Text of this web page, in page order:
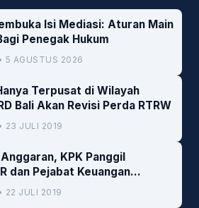
Isi Mediasi: Aturan Main
Penegak Hukum
5 AGUSTUS 2026
Terpusat di Wilayah
Bali Akan Revisi Perda RTRW
23 JULI 2019
KPK Panggil
dan Pejabat Keuangan
22 JULI 2019